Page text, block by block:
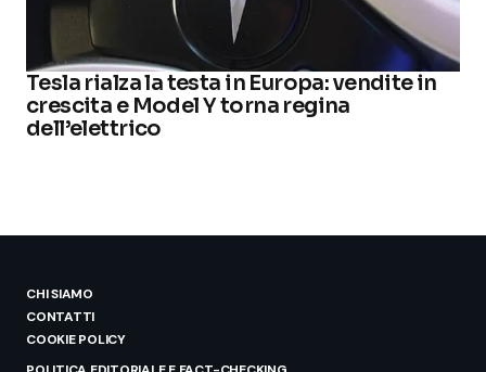
Tesla rialza la testa in Europa: vendite in
crescita e Model Y torna regina
dell’elettrico
CHI SIAMO
CONTATTI
COOKIE POLICY